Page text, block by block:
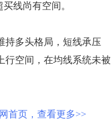
线尚有空间。
多头格局，短线承压
行空间，在均线系统未被
首页，查看更多>>